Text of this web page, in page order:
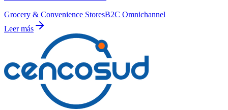
Grocery & Convenience StoresB2C Omnichannel
Leer más